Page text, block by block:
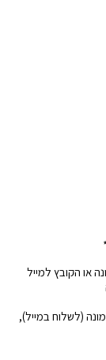
או הקובץ למייל
(לשלוח במייל),